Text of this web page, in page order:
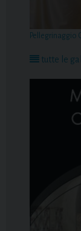
Pellegrinaggio
tutte le